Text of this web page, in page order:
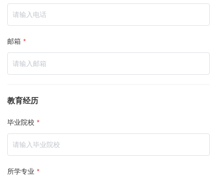
邮箱 *
教育经历
毕业院校 *
所学专业 *